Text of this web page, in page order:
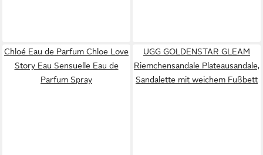
Chloé Eau de Parfum Chloe Love
Story Eau Sensuelle Eau de
Parfum Spray
UGG GOLDENSTAR GLEAM
Riemchensandale Plateausandale,
Sandalette mit weichem Fußbett